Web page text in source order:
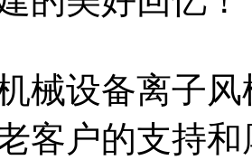
械设备离子
客户的支持